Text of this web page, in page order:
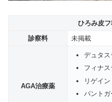
ひろみ皮
診察料
未掲載
AGA治療薬
デュタス
フィナ
リゲイ
パントガ